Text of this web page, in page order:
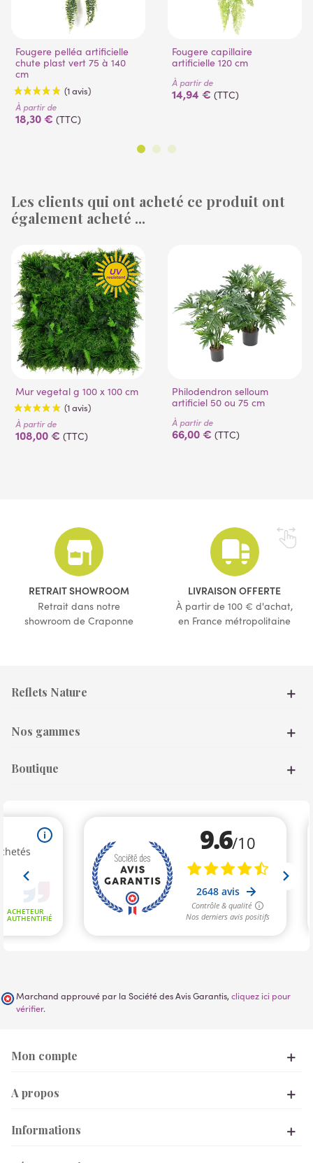
Fougere pelléa artificielle
chute plast vert 75 à 140
cm
(1 avis)
À partir de
18,30 € (TTC)
Fougere capillaire
artificielle 120 cm
À partir de
14,94 € (TTC)
Les clients qui ont acheté ce produit ont
également acheté ...
Mur vegetal g 100 x 100 cm
(1 avis)
À partir de
108,00 € (TTC)
Philodendron selloum
artificiel 50 ou 75 cm
À partir de
66,00 € (TTC)
RETRAIT SHOWROOM
Retrait dans notre
showroom de Craponne
LIVRAISON OFFERTE
À partir de 100 € d'achat,
en France métropolitaine
Reflets Nature
Nos gammes
Boutique
Marchand approuvé par la Société des Avis Garantis, cliquez ici pour
vérifier.
Mon compte
A propos
Informations